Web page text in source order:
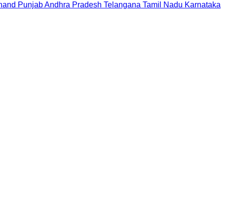
PunjabAndhra Pradesh Telangana Tamil Nadu Karnataka